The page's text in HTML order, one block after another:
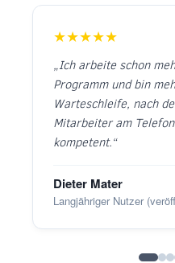
★★★★★
„Ich arbeite schon
Programm und bin
Warteschleife, nach
Mitarbeiter am
kompetent.“
Dieter Mater
Langjähriger Nutzer